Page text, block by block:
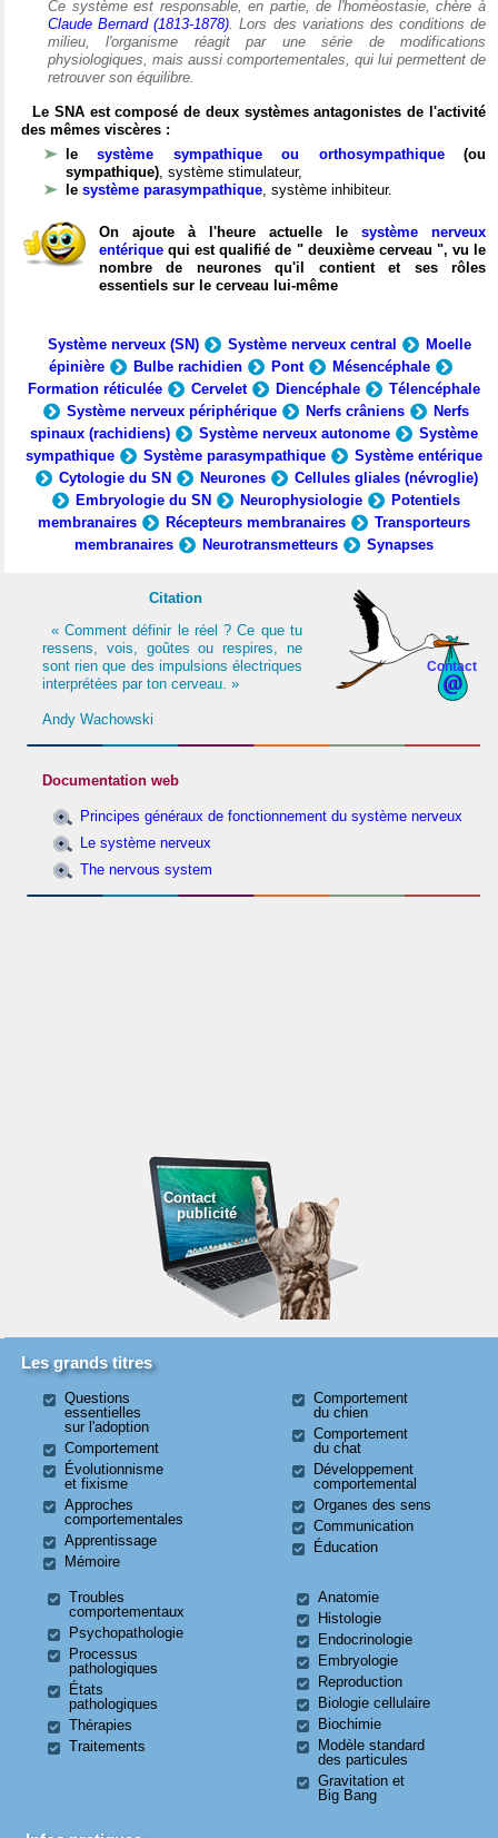
Ce système est responsable, en partie, de l'homéostasie, chère à
Claude Bernard (1813-1878). Lors des variations des conditions de
milieu, l'organisme réagit par une série de modifications
physiologiques, mais aussi comportementales, qui lui permettent de
retrouver son équilibre.
Le SNA est composé de deux systèmes antagonistes de l'activité
des mêmes viscères :
lesystème sympathique ou orthosympathique(ou
sympathique), système stimulateur,
le système parasympathique, système inhibiteur.
On ajoute à l'heure actuelle le système nerveux
entérique qui est qualifié de " deuxième cerveau ", vu le
nombre de neurones qu'il contient et ses rôles
essentiels sur le cerveau lui-même
Système nerveux (SN) Système nerveux central
Moelle
épinière
Bulbe rachidien Pont
Mésencéphale
Formation réticulée
Cervelet Diencéphale
Télencéphale
Système nerveux périphérique
Nerfs crâniens
Nerfs
spinaux (rachidiens)
Système nerveux autonome
Système
sympathique
Système parasympathique
Système entérique
Cytologie du SN
Neurones
Cellules gliales (névroglie)
Embryologie du SN
Neurophysiologie
Potentiels
membranaires
Récepteurs membranaires
Transporteurs
membranaires
Neurotransmetteurs Synapses
Contact
Citation
« Comment définir le réel ? Ce que tu
ressens, vois, goûtes ou respires, ne
sont rien que des impulsions électriques
interprétées par ton cerveau. »
Andy Wachowski
Documentation web
Principes généraux de fonctionnement du système nerveux
Le système nerveux
The nervous system
Contact
publicité
Les grands titres
Questions
essentielles
sur l'adoption
Comportement
Évolutionnisme
et fixisme
Approches
comportementales
Apprentissage
Mémoire
Comportement
du chien
Comportement
du chat
Développement
comportemental
Organes des sens
Communication
Éducation
Troubles
comportementaux
Psychopathologie
Processus
pathologiques
États
pathologiques
Thérapies
Traitements
Anatomie
Histologie
Endocrinologie
Embryologie
Reproduction
Biologie cellulaire
Biochimie
Modèle standard
des particules
Gravitation et
Big Bang